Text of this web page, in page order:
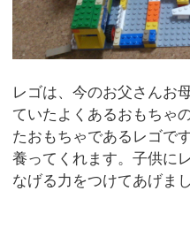
レゴは、今のお父さんお
ていたよくあるおもちゃ
たおもちゃであるレゴで
養ってくれます。子供に
なげる力をつけてあげま